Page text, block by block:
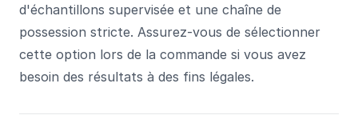
d'échantillons supervisée et une chaîne de
possession stricte. Assurez-vous de sélectionner
cette option lors de la commande si vous avez
besoin des résultats à des fins légales.